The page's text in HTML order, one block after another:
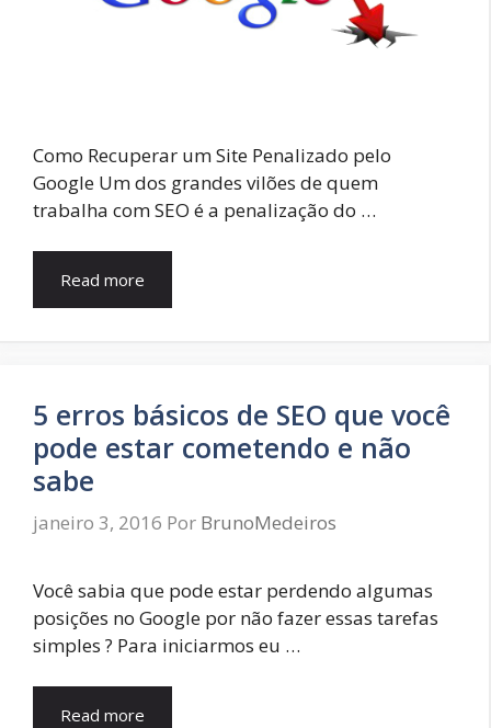
Como Recuperar um Site Penalizado pelo
Google Um dos grandes vilões de quem
trabalha com SEO é a penalização do …
Read more
5 erros básicos de SEO que você
pode estar cometendo e não
sabe
janeiro 3, 2016 Por BrunoMedeiros
Você sabia que pode estar perdendo algumas
posições no Google por não fazer essas tarefas
simples ? Para iniciarmos eu …
Read more